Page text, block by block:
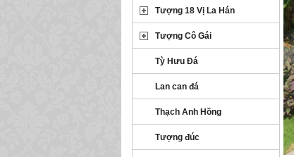
Tượng 18 Vị La Hán
Tượng Cô Gái
Tỳ Hưu Đá
Lan can đá
Thạch Anh Hồng
Tượng đúc